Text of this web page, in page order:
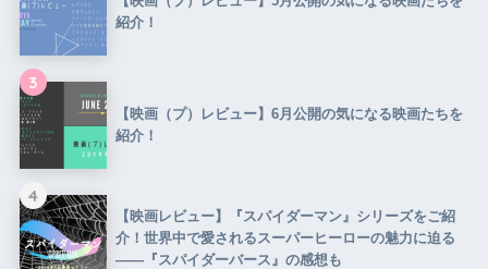
紹介！
3
【映画（プ）レビュー】6月公開の気になる映画たちを
紹介！
4
【映画レビュー】『スパイダーマン』シリーズをご紹
介！世界中で愛されるスーパーヒーローの魅力に迫る
――『スパイダーバース』の感想も